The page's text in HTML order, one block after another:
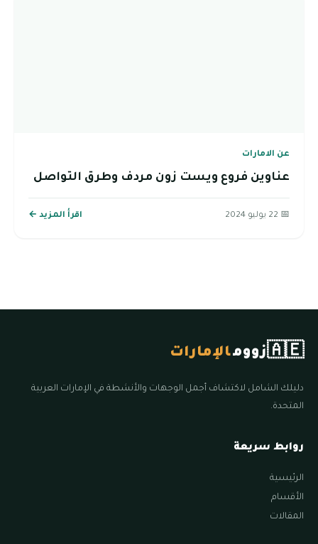
عن الامارات
عناوين فروع ويست زون مردف وطرق التواصل
📅 22 يوليو 2024 اقرأ المزيد ←
🇦🇪زوومالإمارات
دليلك الشامل لاكتشاف أجمل الوجهات والأنشطة في الإمارات العربية
المتحدة.
روابط سريعة
الرئيسية
الأقسام
المقالات